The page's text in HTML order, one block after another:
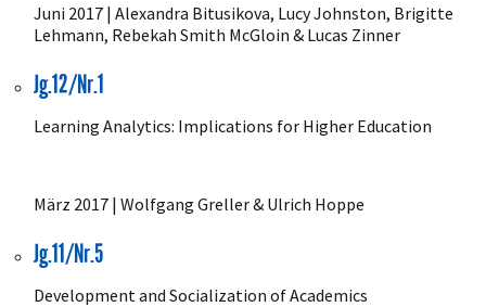
Juni 2017 | Alexandra Bitusikova, Lucy Johnston, Brigitte
Lehmann, Rebekah Smith McGloin & Lucas Zinner
Jg.12/Nr.1
Learning Analytics: Implications for Higher Education
März 2017 | Wolfgang Greller & Ulrich Hoppe
Jg.11/Nr.5
Development and Socialization of Academics